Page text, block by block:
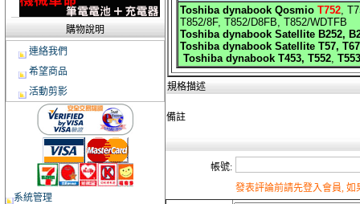
購物說明
連絡我們
希望商品
活動剪影
系統管理
Toshiba dynabook Qosmio T752,
T852/8F, T852/D8FB, T852/WDTFB
Toshiba dynabook Satellite B252,
Toshiba dynabook Satellite T57,
Toshiba dynabook T453, T552,
規格描述
備註
帳號:
發表評論前請先登入會員,